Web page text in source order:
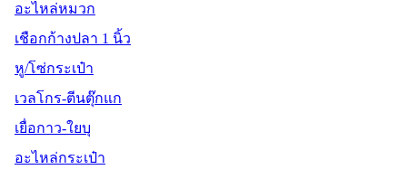
อะไหล่หมวก
เชือกก้างปลา 1 นิ้ว
หู/โซ่กระเป๋า
เวลโกร-ตีนตุ๊กแก
เยื่อกาว-ใยบุ
อะไหล่กระเป๋า